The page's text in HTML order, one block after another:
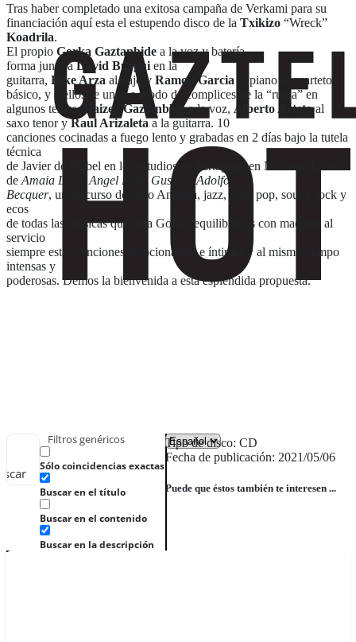
Filtros genéricos
Sólo coincidencias exactas
Buscar en el título
Buscar en el contenido
Buscar en la descripción
Tras haber completado una exitosa campaña de Verkami para su
financiación aquí esta el estupendo disco de la Txikizo “Wreck”
Koadrila.
El propio Gorka Gaztanbide a la voz y batería
forma junto aDavid Burgui en la
guitarra, Kike Arza al bajo y Ramon Garcia al piano el cuarteto
básico, y a ellos se unen a modo de complices de la “ruina” en
algunos temas, Haizea Gaztanbldea la voz, Alberto Artetaal
saxo tenor yRaul Arizaletaa la guitarra. 10
canciones cocinadas a fuego lento y grabadas en 2 días bajo la tutela
técnica
de Javier de Mabel en los estudios de Sartaguda en Navarra. Letras
de Amaia Lasa, Angel Erro, Gustavo Adolfo
Becquer, un discurso de Julio Anguita, jazz, folk, pop, soul y rock y
ecos
de todas las músicas que ama Gorka, equilibrados con maestría al
servicio
siempre estas canciones emocionantes e íntimas y al mismo tiempo
intensas y
poderosas. Demos la bienvenida a esta esplendida propuesta.
Tipo de disco: CD
Fecha de publicación: 2021/05/06
Puede que éstos también te interesen ...